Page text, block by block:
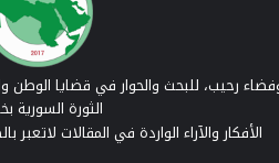
رحيب، للبحث والحوار في قضايا الوطن
الثورة السورية
الأفكار والآراء الواردة في المقالات